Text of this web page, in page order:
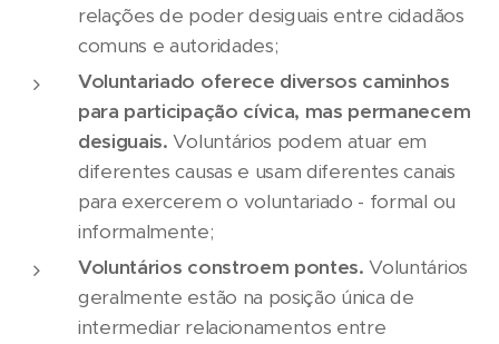
relações de poder desiguais entre cidadãos
comuns e autoridades;
Voluntariado oferece diversos caminhos
para participação cívica, mas permanecem
desiguais. Voluntários podem atuar em
diferentes causas e usam diferentes canais
para exercerem o voluntariado - formal ou
informalmente;
Voluntários constroem pontes. Voluntários
geralmente estão na posição única de
intermediar relacionamentos entre